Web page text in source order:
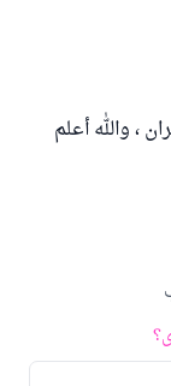
، والله أعلم